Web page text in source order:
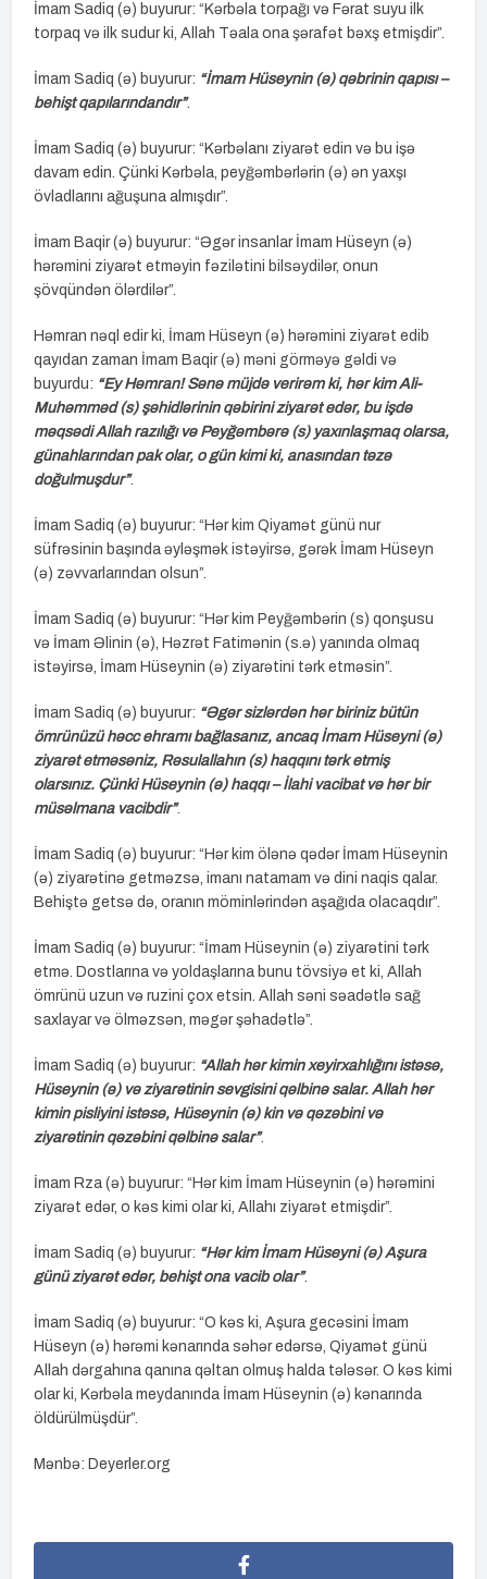
İmam Sadiq (ə) buyurur: “Kərbəla torpağı və Fərat suyu ilk
torpaq və ilk sudur ki, Allah Təala ona şərafət bəxş etmişdir”.
İmam Sadiq (ə) buyurur: “İmam Hüseynin (ə) qəbrinin qapısı –
behişt qapılarındandır”.
İmam Sadiq (ə) buyurur: “Kərbəlanı ziyarət edin və bu işə
davam edin. Çünki Kərbəla, peyğəmbərlərin (ə) ən yaxşı
övladlarını ağuşuna almışdır”.
İmam Baqir (ə) buyurur: “Əgər insanlar İmam Hüseyn (ə)
hərəmini ziyarət etməyin fəzilətini bilsəydilər, onun
şövqündən ölərdilər”.
Həmran nəql edir ki, İmam Hüseyn (ə) hərəmini ziyarət edib
qayıdan zaman İmam Baqir (ə) məni görməyə gəldi və
buyurdu: “Ey Həmran! Sənə müjdə verirəm ki, hər kim Ali-
Muhəmməd (s) şəhidlərinin qəbirini ziyarət edər, bu işdə
məqsədi Allah razılığı və Peyğəmbərə (s) yaxınlaşmaq olarsa,
günahlarından pak olar, o gün kimi ki, anasından təzə
doğulmuşdur”.
İmam Sadiq (ə) buyurur: “Hər kim Qiyamət günü nur
süfrəsinin başında əyləşmək istəyirsə, gərək İmam Hüseyn
(ə) zəvvarlarından olsun”.
İmam Sadiq (ə) buyurur: “Hər kim Peyğəmbərin (s) qonşusu
və İmam Əlinin (ə), Həzrət Fatimənin (s.ə) yanında olmaq
istəyirsə, İmam Hüseynin (ə) ziyarətini tərk etməsin”.
İmam Sadiq (ə) buyurur: “Əgər sizlərdən hər biriniz bütün
ömrünüzü həcc ehramı bağlasanız, ancaq İmam Hüseyni (ə)
ziyarət etməsəniz, Rəsulallahın (s) haqqını tərk etmiş
olarsınız. Çünki Hüseynin (ə) haqqı – İlahi vacibat və hər bir
müsəlmana vacibdir”.
İmam Sadiq (ə) buyurur: “Hər kim ölənə qədər İmam Hüseynin
(ə) ziyarətinə getməzsə, imanı natamam və dini naqis qalar.
Behiştə getsə də, oranın möminlərindən aşağıda olacaqdır”.
İmam Sadiq (ə) buyurur: “İmam Hüseynin (ə) ziyarətini tərk
etmə. Dostlarına və yoldaşlarına bunu tövsiyə et ki, Allah
ömrünü uzun və ruzini çox etsin. Allah səni səadətlə sağ
saxlayar və ölməzsən, məgər şəhadətlə”.
İmam Sadiq (ə) buyurur: “Allah hər kimin xeyirxahlığını istəsə,
Hüseynin (ə) və ziyarətinin sevgisini qəlbinə salar. Allah hər
kimin pisliyini istəsə, Hüseynin (ə) kin və qəzəbini və
ziyarətinin qəzəbini qəlbinə salar”.
İmam Rza (ə) buyurur: “Hər kim İmam Hüseynin (ə) hərəmini
ziyarət edər, o kəs kimi olar ki, Allahı ziyarət etmişdir”.
İmam Sadiq (ə) buyurur: “Hər kim İmam Hüseyni (ə) Aşura
günü ziyarət edər, behişt ona vacib olar”.
İmam Sadiq (ə) buyurur: “O kəs ki, Aşura gecəsini İmam
Hüseyn (ə) hərəmi kənarında səhər edərsə, Qiyamət günü
Allah dərgahına qanına qəltan olmuş halda tələsər. O kəs kimi
olar ki, Kərbəla meydanında İmam Hüseynin (ə) kənarında
öldürülmüşdür”.
Mənbə: Deyerler.org